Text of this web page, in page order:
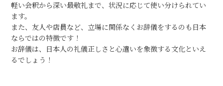
軽い会釈から深い最敬礼まで、状況に応じて使い分けられてい
ます。
また、友人や店員など、立場に関係なくお辞儀をするのも日本
ならではの特徴です！
お辞儀は、日本人の礼儀正しさと心遣いを象徴する文化といえ
るでしょう！